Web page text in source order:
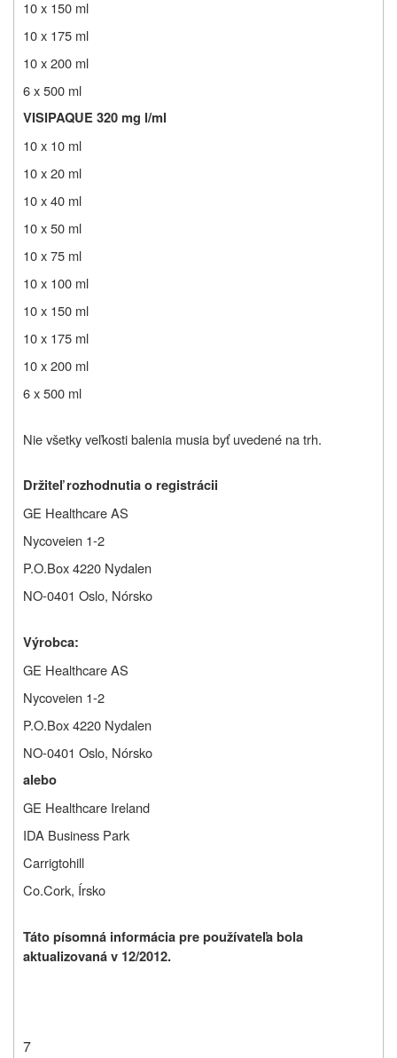
10 x 150 ml
10 x 175 ml
10 x 200 ml
6 x 500 ml
VISIPAQUE 320 mg l/ml
10 x 10 ml
10 x 20 ml
10 x 40 ml
10 x 50 ml
10 x 75 ml
10 x 100 ml
10 x 150 ml
10 x 175 ml
10 x 200 ml
6 x 500 ml
Nie všetky veľkosti balenia musia byť uvedené na trh.
Držiteľ rozhodnutia o registrácii
GE Healthcare AS
Nycoveien 1-2
P.O.Box 4220 Nydalen
NO-0401 Oslo, Nórsko
Výrobca:
GE Healthcare AS
Nycoveien 1-2
P.O.Box 4220 Nydalen
NO-0401 Oslo, Nórsko
alebo
GE Healthcare Ireland
IDA Business Park
Carrigtohill
Co.Cork, Írsko
Táto písomná informácia pre používateľa bola
aktualizovaná v 12/2012.
7